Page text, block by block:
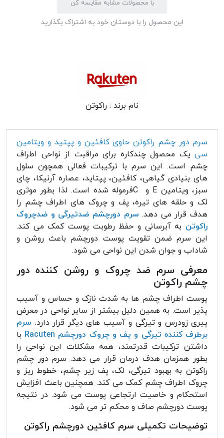
با محصولات مشابه مقایسه کن
این محصول را با دوستان خود به اشتراک بگذارید
نام برند : راکوتن
سرم دور چشم راکوتن حاوی کافئین و پپتید و ویتامین
سی یک محصول چندکاره برای مراقبت از نواحی اطراف
چشم است. این سرم با ترکیبات فعالی همچون سلول
های بنیادی گیاهی، کافئین، پپتاید، عصاره آرنیکا، چای
سبز، ویتامین E و Cفرموله شده است. لذا بطور موثری
لک و حلقه های تیره، پف و چروک های اطراف چشم را
هدف قرار می دهد. سرم دورچشم ضدتیرگی و ضدچروک
راکوتن به آبرسانی و حفظ رطوبت پوست کمک می کند.
این سرم ضمن تقویت پوست دورچشم باعث روشن و
شاداب و جوان شدن این نواحی می شود.
معرفی سرم ضد چروک و روشن کننده دور
چشم راکوتن
پوست اطراف چشم ها به شدت نازک و حساس و آسیب
پذیر است. به همین دلیل بیشتر از سایر نواحی در معرض
پیری زودرس و تیرگی و آسیب های دیگر قرار دارد. سرم
برطرف کننده تیرگی و پف و چروک دورچشم Racuten
با
داشتن ترکیبات قدرتمند، همه مشکلات این نواحی را
بطور همزمان هدف درمان قرار می دهد. سرم دور چشم
راکوتن به بهبود تیرگی، لک، پف زیر چشم، خطوط ریز و
چروک اطراف چشم کمک می کند. همچنین باعث افزایش
استحکام و خاصیت ارتجاعی پوست می شود. در نتیجه
پوست دورچشم صاف و محکم تر می شود.
توضیحات تکمیلی سرم کافئین دورچشم راکوتن